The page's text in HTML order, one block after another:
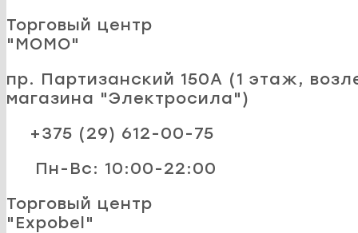
Торговый центр
"MOMO"
пр. Партизанский 150А (1 этаж,
магазина "Электросила")
+375 (29) 612-00-75
Пн-Вс: 10:00-22:00
Торговый центр
"Expobel"